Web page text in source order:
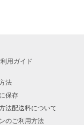
利用ガイド
法
保存
法配送料について
のご利用方法